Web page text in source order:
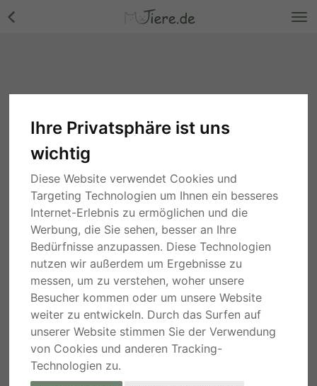
Ihre Privatsphäre ist uns
wichtig
Diese Website verwendet Cookies und
Targeting Technologien um Ihnen ein besseres
Internet-Erlebnis zu ermöglichen und die
Werbung, die Sie sehen, besser an Ihre
Bedürfnisse anzupassen. Diese Technologien
nutzen wir außerdem um Ergebnisse zu
messen, um zu verstehen, woher unsere
Besucher kommen oder um unsere Website
weiter zu entwickeln. Durch das Surfen auf
unserer Website stimmen Sie der Verwendung
von Cookies und anderen Tracking-
Technologien zu.